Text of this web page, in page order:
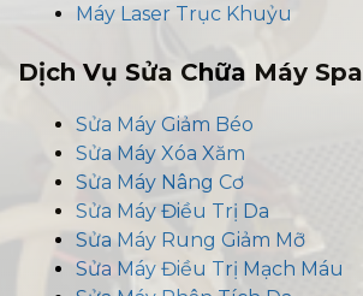
Máy Laser Trục Khuỷu
Dịch Vụ Sửa Chữa Máy Spa
Sửa Máy Giảm Béo
Sửa Máy Xóa Xăm
Sửa Máy Nâng Cơ
Sửa Máy Điều Trị Da
Sửa Máy Rung Giảm Mỡ
Sửa Máy Điều Trị Mạch Máu